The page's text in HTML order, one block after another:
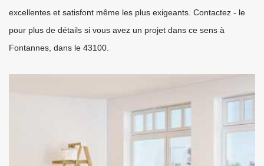
excellentes et satisfont même les plus exigeants. Contactez - le
pour plus de détails si vous avez un projet dans ce sens à
Fontannes, dans le 43100.